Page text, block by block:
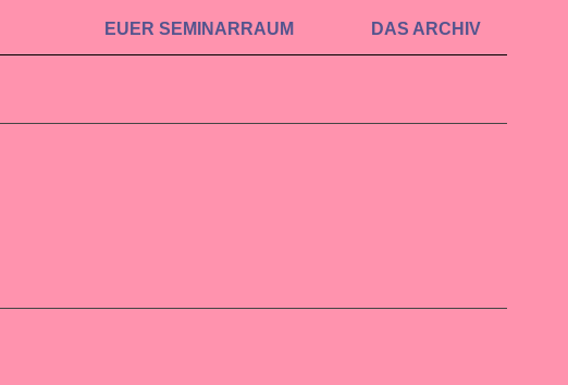
EUER SEMINAR­RAUM DAS ARCHIV